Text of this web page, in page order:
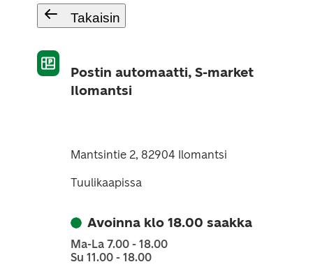
Takaisin
Postin automaatti, S-market
Ilomantsi
Mantsintie 2, 82904 Ilomantsi
Tuulikaapissa
Avoinna klo 18.00 saakka
Ma-La 7.00 - 18.00
Su 11.00 - 18.00